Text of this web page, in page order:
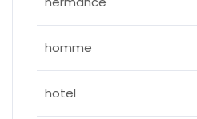
homme
hotel